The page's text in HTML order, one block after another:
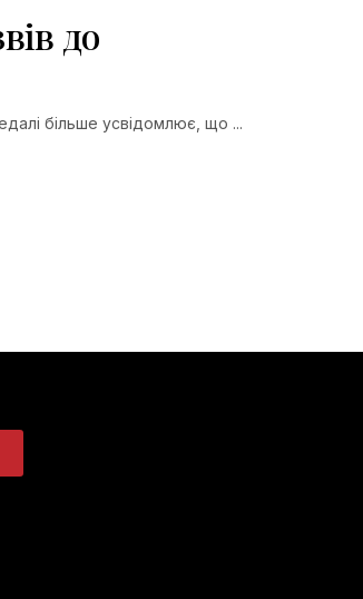
до
більше усвідомлює, що ...